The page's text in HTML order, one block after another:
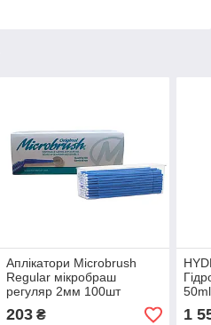
Аплікатори Microbrush
Regular мікробраш
регуляр 2мм 100шт
203₴ 1